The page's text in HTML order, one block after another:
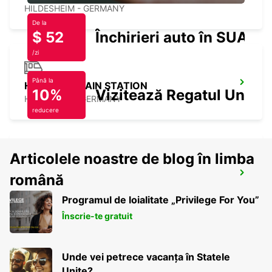
HILDESHEIM - GERMANY
HANOVER MAIN STATION
HANNOVER - GERMANY
HANOVER VAHRENWALD
HANNOVER - GERMANY
De la
$ 52
/zi
Închirieri auto în SUA
Până la
10%
reducere
Vizitează Regatul Unit
Articolele noastre de blog în limba
română
Programul de loialitate „Privilege For You”
Înscrie-te gratuit
Unde vei petrece vacanța în Statele